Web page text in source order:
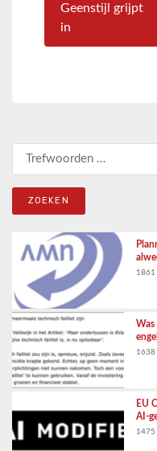
Geenstijl grijpt
in
1861
1638
EU
AI-
1475